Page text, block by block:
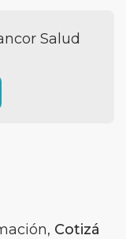
Salud
Cotizá